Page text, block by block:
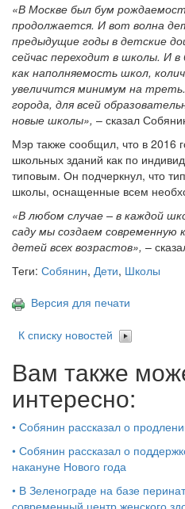
«В Москве был бум
продолжается. И вот волна
предыдущие годы в детские
сейчас переходит в школы. И
как наполняемость школ,
увеличится минимум на
города, для всей
новые школы», – сказал
Мэр также сообщил, что в 2016
школьных зданий как по
типовым. Он подчеркнул, что
школы, оснащенные всем
«В любом случае – в каждой
саду мы создаем современную
детей всех возрастов», –
Теги: Собянин, Дети, Школы
Версия для печати
К списку новостей
Вам также
интересно:
• Собянин рассказал о
• Собянин рассказал о
накануне Нового года
• В Зеленограде на базе
современный центр женского